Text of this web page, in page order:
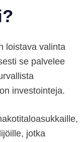
loistava valinta
se palvelee
investointeja.
jotka